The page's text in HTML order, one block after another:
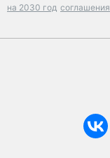
на 2030 год соглашения